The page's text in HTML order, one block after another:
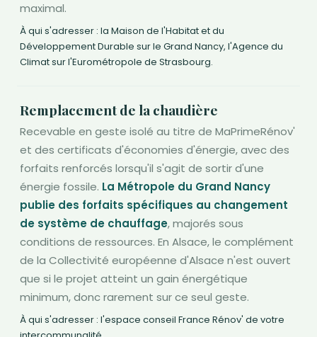
maximal.
À qui s'adresser : la Maison de l'Habitat et du
Développement Durable sur le Grand Nancy, l'Agence du
Climat sur l'Eurométropole de Strasbourg.
Remplacement de la chaudière
Recevable en geste isolé au titre de MaPrimeRénov'
et des certificats d'économies d'énergie, avec des
forfaits renforcés lorsqu'il s'agit de sortir d'une
énergie fossile. La Métropole du Grand Nancy
publie des forfaits spécifiques au changement
de système de chauffage, majorés sous
conditions de ressources. En Alsace, le complément
de la Collectivité européenne d'Alsace n'est ouvert
que si le projet atteint un gain énergétique
minimum, donc rarement sur ce seul geste.
À qui s'adresser : l'espace conseil France Rénov' de votre